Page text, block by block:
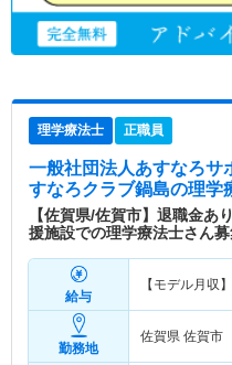
理学療法士 正職員
一般社団法人あすなろサ
すなろクラブ鍋島の理学
【佐賀県/佐賀市】退職金
援施設での理学療法士さん
給与
【モデル月収】
勤務地
佐賀県 佐賀市